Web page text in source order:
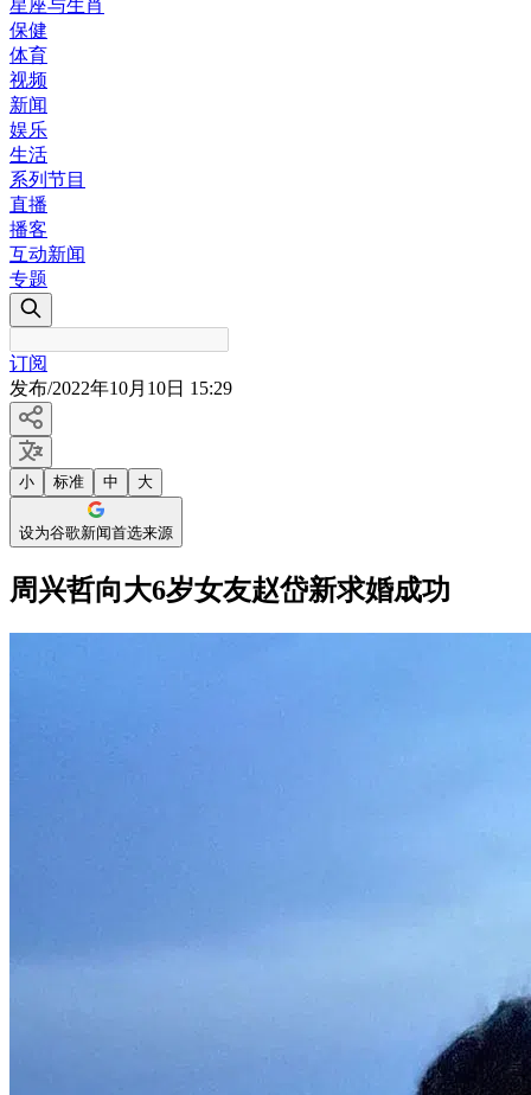
星座与生肖
保健
体育
视频
新闻
娱乐
生活
系列节目
直播
播客
互动新闻
专题
订阅
发布/2022年10月10日 15:29
小 标准 中 大
设为谷歌新闻首选来源
周兴哲向大6岁女友赵岱新求婚成功